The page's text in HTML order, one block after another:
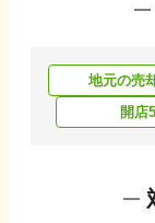
地元の売
開店